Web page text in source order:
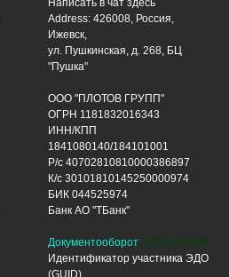
Написать в чат здесь
Address: 426008, Россия,
Ижевск,
ул. Пушкинская, д. 268, БЦ
"Пушка"
ООО "ПЛОТОВ ГРУПП"
ОГРН 1181832016343
ИНН/КПП
1841080140/184101001
Р/с 40702810810000386897
К/с 30101810145250000974
БИК 044525974
Банк АО "ТБанк"
Документооборот ЭДО ДИАДОК
Идентификатор участника ЭДО
(GUID)